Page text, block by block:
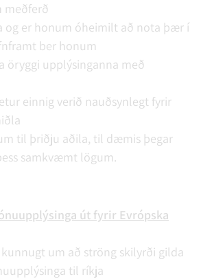
meðferð
og er honum óheimilt að nota þær í
ber honum
öryggi upplýsinganna með
einnig verið nauðsynlegt fyrir
til þriðju aðila, til dæmis þegar
samkvæmt lögum.
út fyrir Evrópska
um að ströng skilyrði gilda
til ríkja